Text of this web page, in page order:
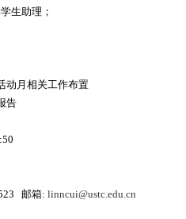
生助理；
动月相关工作布置
告
邮箱: linncui@ustc.edu.cn